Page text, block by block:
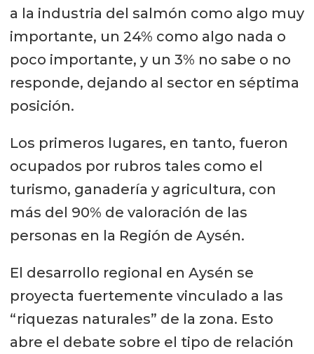
a la industria del salmón como algo muy
importante, un 24% como algo nada o
poco importante, y un 3% no sabe o no
responde, dejando al sector en séptima
posición.
Los primeros lugares, en tanto, fueron
ocupados por rubros tales como el
turismo, ganadería y agricultura, con
más del 90% de valoración de las
personas en la Región de Aysén.
El desarrollo regional en Aysén se
proyecta fuertemente vinculado a las
“riquezas naturales” de la zona. Esto
abre el debate sobre el tipo de relación